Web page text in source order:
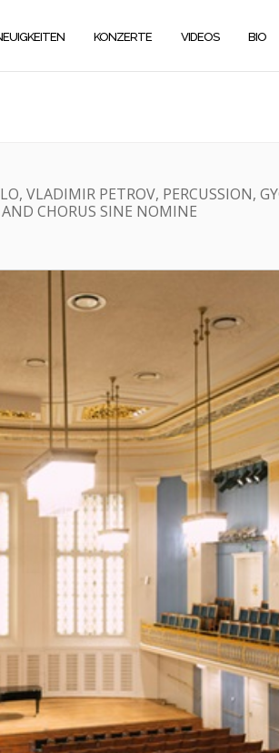
KONZERTE VIDEOS BIO
VLADIMIR PETROV, PERCUSSION,
CHORUS SINE NOMINE